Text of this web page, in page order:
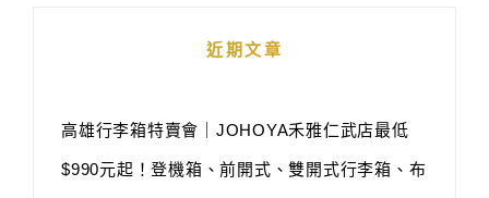
近期文章
高雄行李箱特賣會｜JOHOYA禾雅仁武店最低
$990元起！登機箱、前開式、雙開式行李箱、布